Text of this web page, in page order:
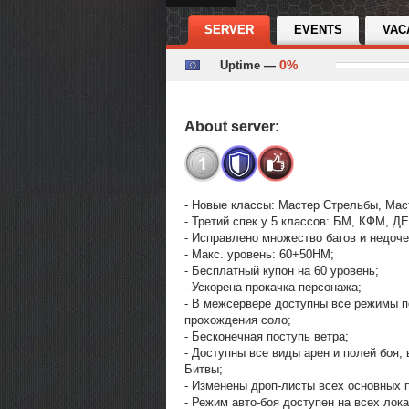
SERVER EVENTS
Uptime — 0%
About server:
- Новые классы: Мастер Стрельбы,
- Третий спек у 5 классов: БМ, КФМ,
- Исправлено множество багов и
- Макс. уровень: 60+50HM;
- Бесплатный купон на 60 уровень;
- Ускорена прокачка персонажа;
- В межсервере доступны все режимы
прохождения соло;
- Бесконечная поступь ветра;
- Доступны все виды арен и полей
Битвы;
- Изменены дроп-листы всех основных
- Режим авто-боя доступен на всех